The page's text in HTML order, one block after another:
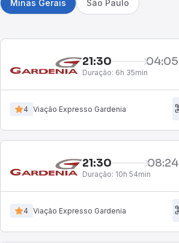
Minas Gerais São Paulo
21:30 04:05
Duração: 6h 35min
4 Viação Expresso Gardenia
21:30 08:24
Duração: 10h 54min
4 Viação Expresso Gardenia